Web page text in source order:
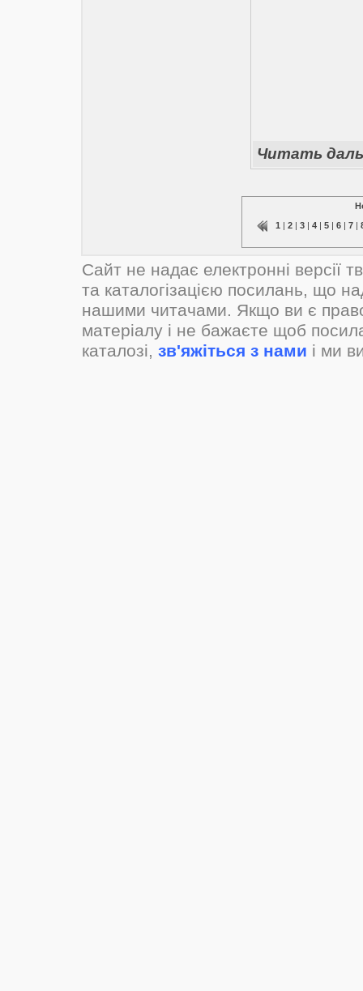
Читать
1 | 2 | 3 | 4 | 5 | 6 | 7 |
Сайт не надає електронні версії
та каталогізацією посилань, що
нашими читачами. Якщо ви є
матеріалу і не бажаєте щоб
каталозі, зв'яжіться з нами і ми